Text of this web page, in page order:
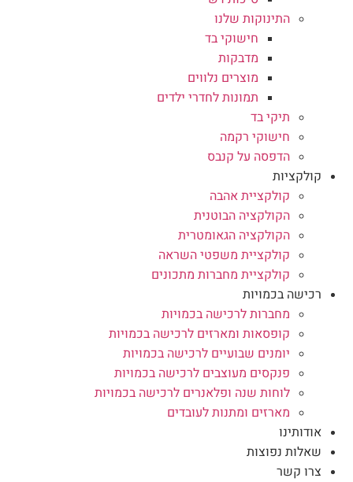
התינוקות שלנו
חישוקי בד
מדבקות
מוצרים נלווים
תמונות לחדרי ילדים
תיקי בד
חישוקי רקמה
הדפסה על קנבס
קולקציות
קולקציית אהבה
הקולקציה הבוטנית
הקולקציה הגאומטרית
קולקציית משפטי השראה
קולקציית מחברות מתכונים
רכישה בכמויות
מחברות לרכישה בכמויות
קופסאות ומארזים לרכישה בכמויות
יומנים שבועיים לרכישה בכמויות
פנקסים מעוצבים לרכישה בכמויות
לוחות שנה ופלאנרים לרכישה בכמויות
מארזים ומתנות לעובדים
אודותינו
שאלות נפוצות
צרו קשר